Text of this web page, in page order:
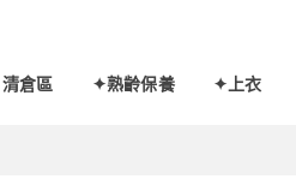
清倉區 ✦熟齡保養 ✦上衣